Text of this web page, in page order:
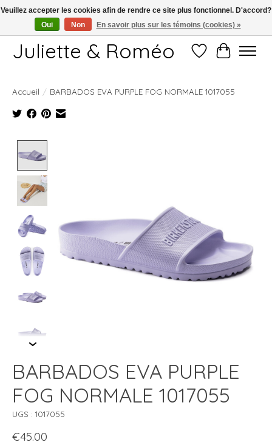
Free shipping starting at 249€
Juliette & Roméo Liste dePanier
Accueil / BARBADOS EVA PURPLE FOG NORMALE 1017055
BARBADOS EVA PURPLE
FOG NORMALE 1017055
UGS : 1017055
€45.00
Veuillez accepter les cookies afin de rendre ce site plus fonctionnel. D'accord?
Oui
Non En savoir plus sur les témoins (cookies) »